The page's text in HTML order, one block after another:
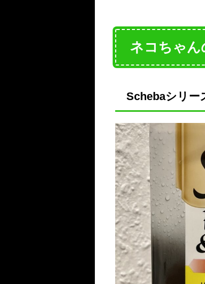
ネコちゃん
Schebaシリー